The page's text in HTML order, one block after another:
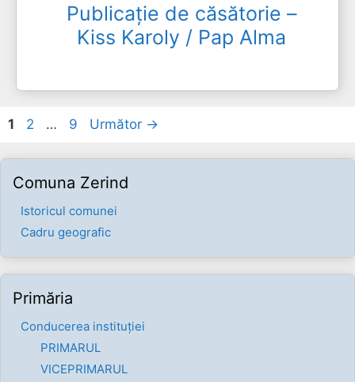
Publicație de căsătorie –
Kiss Karoly / Pap Alma
Pagina
1 Pagina
2 … Pagina
9 Următor →
Comuna Zerind
Istoricul comunei
Cadru geografic
Primăria
Conducerea instituției
PRIMARUL
VICEPRIMARUL